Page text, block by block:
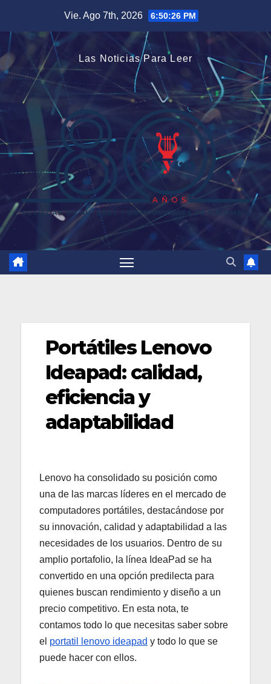
contenido
Vie. Ago 7th, 2026 6:50:27 PM
Las Noticias Para Leer
Portátiles Lenovo
Ideapad: calidad,
eficiencia y
adaptabilidad
Lenovo ha consolidado su posición como
una de las marcas líderes en el mercado de
computadores portátiles, destacándose por
su innovación, calidad y adaptabilidad a las
necesidades de los usuarios. Dentro de su
amplio portafolio, la línea IdeaPad se ha
convertido en una opción predilecta para
quienes buscan rendimiento y diseño a un
precio competitivo. En esta nota, te
contamos todo lo que necesitas saber sobre
el portatil lenovo ideapad y todo lo que se
puede hacer con ellos.